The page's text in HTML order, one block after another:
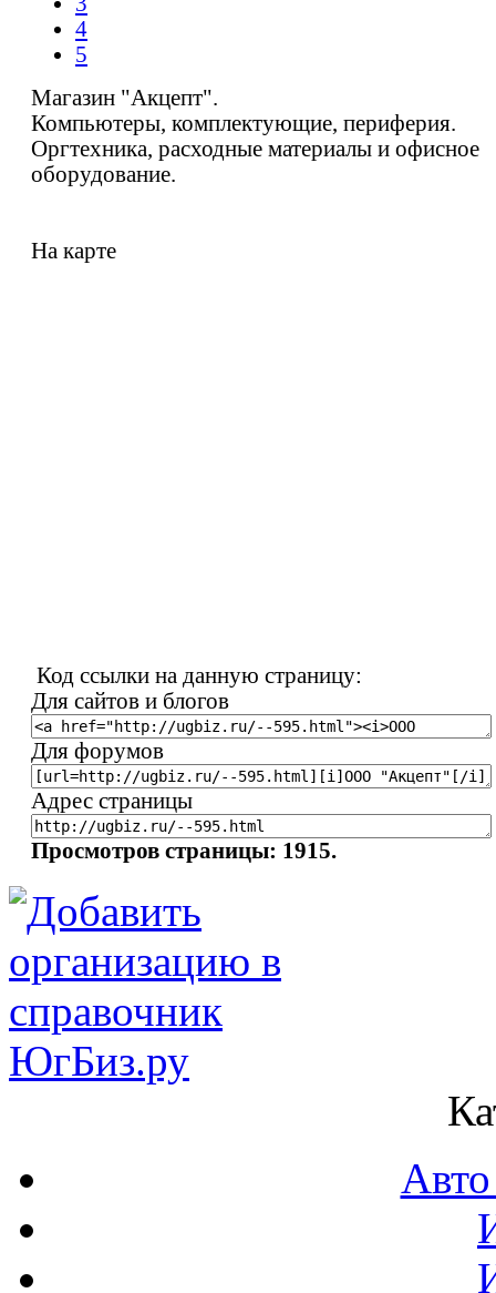
4
5
Магазин "Акцепт".
Компьютеры, комплектующие, периферия.
Оргтехника, расходные материалы и офисное
оборудование.
На карте
Код ссылки на данную страницу:
Для сайтов и блогов
Для форумов
Адрес страницы
Просмотров страницы: 1915.